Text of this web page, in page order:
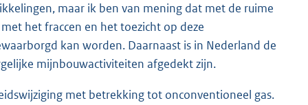
maar ik ben van mening dat met de ruime
het fraccen en het toezicht op deze
kan worden. Daarnaast is in Nederland de
mijnbouwactiviteiten afgedekt zijn.
met betrekking tot onconventioneel gas.